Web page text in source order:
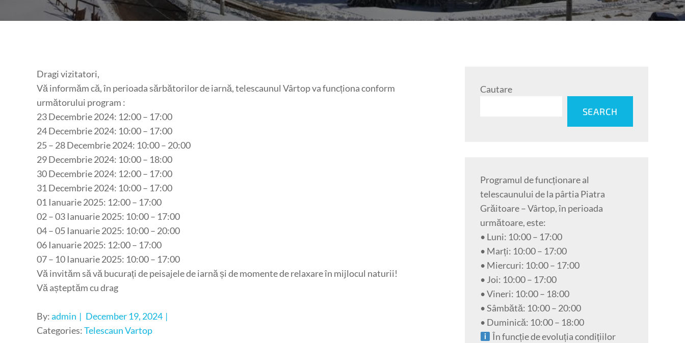
Dragi vizitatori,
Vă informăm că, în perioada sărbătorilor de iarnă, telescaunul Vârtop va funcționa conform
următorului program :
23 Decembrie 2024: 12:00 – 17:00
24 Decembrie 2024: 10:00 – 17:00
25 – 28 Decembrie 2024: 10:00 – 20:00
29 Decembrie 2024: 10:00 – 18:00
30 Decembrie 2024: 12:00 – 17:00
31 Decembrie 2024: 10:00 – 17:00
01 Ianuarie 2025: 12:00 – 17:00
02 – 03 Ianuarie 2025: 10:00 – 17:00
04 – 05 Ianuarie 2025: 10:00 – 20:00
06 Ianuarie 2025: 12:00 – 17:00
07 – 10 Ianuarie 2025: 10:00 – 17:00
Vă invităm să vă bucurați de peisajele de iarnă și de momente de relaxare în mijlocul naturii!
Vă așteptăm cu drag
By:admin
Posted
on
December 19, 2024
Categories:Telescaun Vartop
Cautare
SEARCH
Programul de funcționare al
telescaunului de la pârtia Piatra
Grăitoare – Vârtop, în perioada
următoare, este:
• Luni: 10:00 – 17:00
• Marți: 10:00 – 17:00
• Miercuri: 10:00 – 17:00
• Joi: 10:00 – 17:00
• Vineri: 10:00 – 18:00
• Sâmbătă: 10:00 – 20:00
• Duminică: 10:00 – 18:00
În funcție de evoluția condițiilor